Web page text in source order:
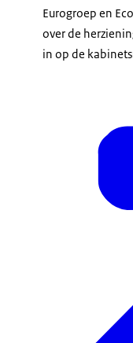
Eurogroep en
over de
in op de